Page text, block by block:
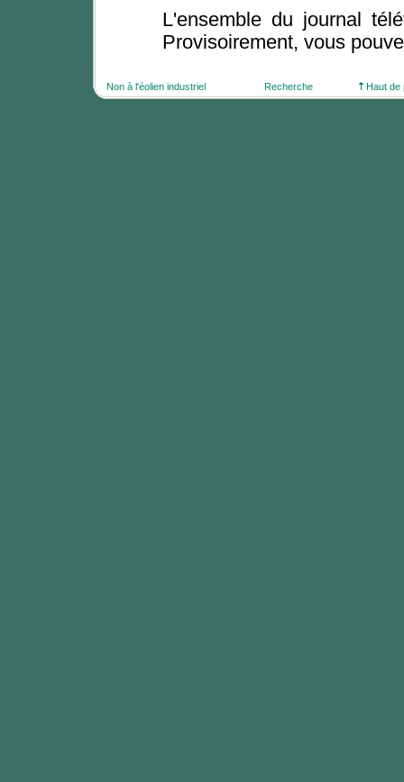
L'ensemble du journal
Provisoirement, vous
Non à l'éolien industriel Haut de
Recherche